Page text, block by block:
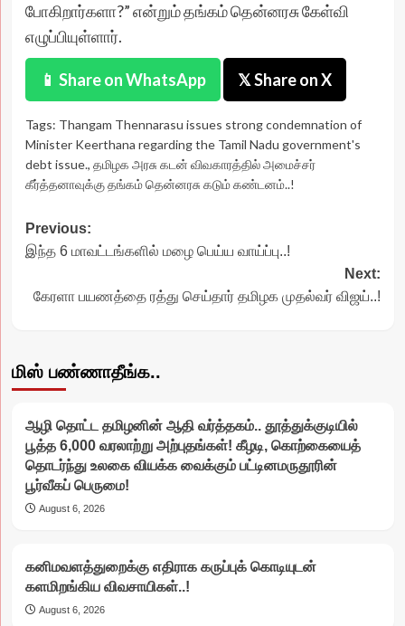
போகிறார்களா?” என்றும் தங்கம் தென்னரசு கேள்வி
எழுப்பியுள்ளார்.
📱 Share on WhatsApp 𝕏 Share on X
Tags: Thangam Thennarasu issues strong condemnation of
Minister Keerthana regarding the Tamil Nadu government's
debt issue., தமிழக அரசு கடன் விவகாரத்தில் அமைச்சர்
கீர்த்தனாவுக்கு தங்கம் தென்னரசு கடும் கண்டனம்..!
Post
navigation
Previous:
இந்த 6 மாவட்டங்களில் மழை பெய்ய வாய்ப்பு..!
Next:
கேரளா பயணத்தை ரத்து செய்தார் தமிழக முதல்வர் விஜய்..!
மிஸ் பண்ணாதீங்க..
ஆழி தொட்ட தமிழனின் ஆதி வர்த்தகம்.. தூத்துக்குடியில்
பூத்த 6,000 வரலாற்று அற்புதங்கள்! கீழடி, கொற்கையைத்
தொடர்ந்து உலகை வியக்க வைக்கும் பட்டினமருதூரின்
பூர்வீகப் பெருமை!
August 6, 2026
கனிமவளத்துறைக்கு எதிராக கருப்புக் கொடியுடன்
களமிறங்கிய விவசாயிகள்..!
August 6, 2026